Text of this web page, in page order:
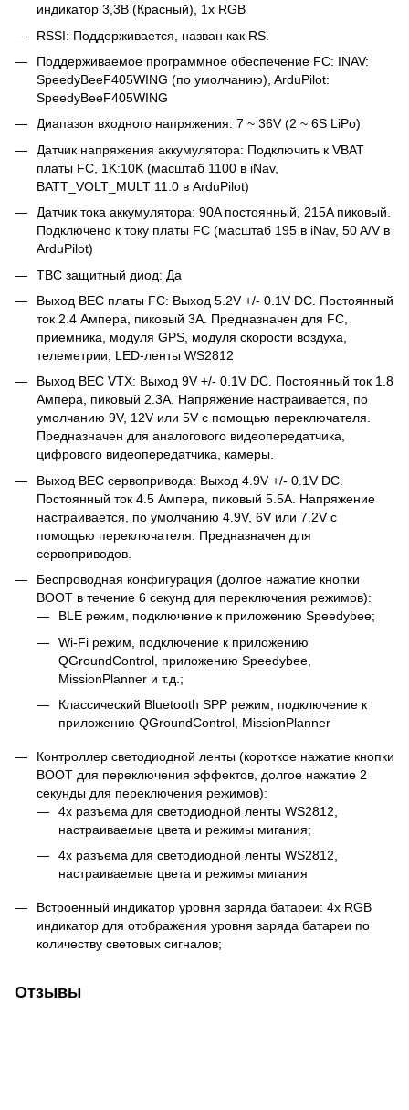
индикатор 3,3В (Красный), 1x RGB
RSSI: Поддерживается, назван как RS.
Поддерживаемое программное обеспечение FC: INAV:
SpeedyBeeF405WING (по умолчанию), ArduPilot:
SpeedyBeeF405WING
Диапазон входного напряжения: 7 ~ 36V (2 ~ 6S LiPo)
Датчик напряжения аккумулятора: Подключить к VBAT
платы FC, 1K:10K (масштаб 1100 в iNav,
BATT_VOLT_MULT 11.0 в ArduPilot)
Датчик тока аккумулятора: 90A постоянный, 215A пиковый.
Подключено к току платы FC (масштаб 195 в iNav, 50 A/V в
ArduPilot)
ТВС защитный диод: Да
Выход BEC платы FC: Выход 5.2V +/- 0.1V DC. Постоянный
ток 2.4 Ампера, пиковый 3A. Предназначен для FC,
приемника, модуля GPS, модуля скорости воздуха,
телеметрии, LED-ленты WS2812
Выход BEC VTX: Выход 9V +/- 0.1V DC. Постоянный ток 1.8
Ампера, пиковый 2.3A. Напряжение настраивается, по
умолчанию 9V, 12V или 5V с помощью переключателя.
Предназначен для аналогового видеопередатчика,
цифрового видеопередатчика, камеры.
Выход BEC сервопривода: Выход 4.9V +/- 0.1V DC.
Постоянный ток 4.5 Ампера, пиковый 5.5A. Напряжение
настраивается, по умолчанию 4.9V, 6V или 7.2V с
помощью переключателя. Предназначен для
сервоприводов.
Беспроводная конфигурация (долгое нажатие кнопки
BOOT в течение 6 секунд для переключения режимов):
BLE режим, подключение к приложению Speedybee;
Wi-Fi режим, подключение к приложению
QGroundControl, приложению Speedybee,
MissionPlanner и т.д.;
Классический Bluetooth SPP режим, подключение к
приложению QGroundControl, MissionPlanner
Контроллер светодиодной ленты (короткое нажатие кнопки
BOOT для переключения эффектов, долгое нажатие 2
секунды для переключения режимов):
4x разъема для светодиодной ленты WS2812,
настраиваемые цвета и режимы мигания;
4x разъема для светодиодной ленты WS2812,
настраиваемые цвета и режимы мигания
Встроенный индикатор уровня заряда батареи: 4x RGB
индикатор для отображения уровня заряда батареи по
количеству световых сигналов;
Отзывы